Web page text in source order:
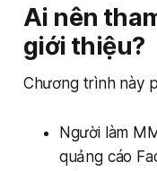
Ai nên
giới thiệu?
Chương trình này
Người làm
quảng cáo